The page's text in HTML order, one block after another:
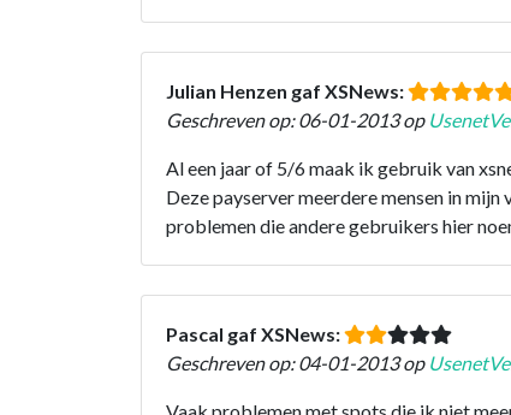
Julian Henzen gaf XSNews:
Geschreven op: 06-01-2013 op
Al een jaar of 5/6 maak ik gebruik van
Deze payserver meerdere mensen in
problemen die andere gebruikers hier
Pascal gaf XSNews:
Geschreven op: 04-01-2013 op
Vaak problemen met spots die ik niet